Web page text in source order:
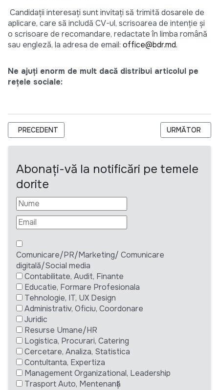
Candidații interesați sunt invitați să trimită dosarele de
aplicare, care să includă CV-ul, scrisoarea de intenție și
o scrisoare de recomandare, redactate în limba română
sau engleză, la adresa de email: office@bdr.md.
Ne ajuți enorm de mult dacă distribui articolul pe
rețele sociale:
ARTICOL PRECEDENT: CERERE PENTRU DEPUNEREA
PRECEDENT ARTICOLUL
URMĂTOR
Abonați-vă la notificări pe temele
dorite
Comunicare/PR/Marketing/ Comunicare
digitală/Social media
Contabilitate, Audit, Finante
Educatie, Formare Profesionala
Tehnologie, IT, UX Design
Administrativ, Oficiu, Coordonare
Juridic
Resurse Umane/HR
Logistica, Procurari, Catering
Cercetare, Analiza, Statistica
Contultanta, Expertiza
Management Organizational, Leadership
Trasport Auto, Mentenanță